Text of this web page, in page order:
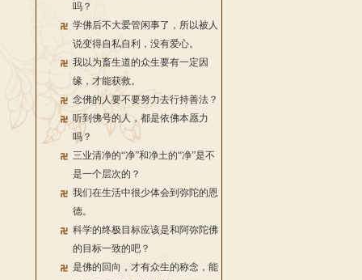
吗？
学佛后不大爱管闲事了，所以被人
说变得自私自利，没有爱心。
我以为畜生道的众生要有一定因
缘，才能获救。
念佛的人要不要努力去行持善法？
听到佛号的人，都是依佛本愿力
吗？
三业清净的“净”和净土的“净”是不
是一个层次的？
我们在生活中很少体会到弥陀的恩
德。
科学的终极目标应该是和阿弥陀佛
的目标一致的吧？
是佛的回向，才有众生的称念，能